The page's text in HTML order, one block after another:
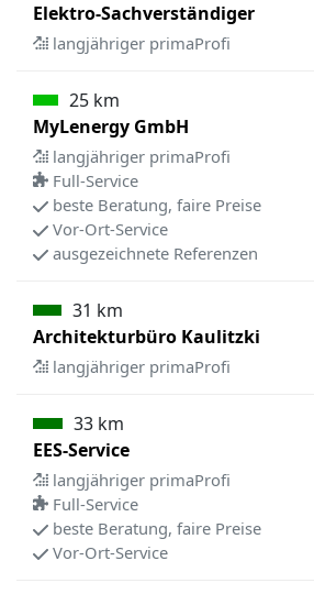
Elektro-Sachverständiger
langjähriger primaProfi
25 km
MyLenergy GmbH
langjähriger primaProfi
Full-Service
beste Beratung, faire Preise
Vor-Ort-Service
ausgezeichnete Referenzen
31 km
Architekturbüro Kaulitzki
langjähriger primaProfi
33 km
EES-Service
langjähriger primaProfi
Full-Service
beste Beratung, faire Preise
Vor-Ort-Service